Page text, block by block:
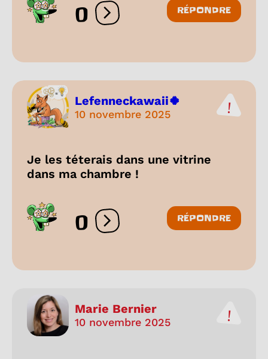
0 Ouvrir les réactions
RÉPONDRE
Lefenneckawaii🍀
10 novembre 2025
Je les téterais dans une vitrine
dans ma chambre !
0 Ouvrir les réactions
RÉPONDRE
Marie Bernier
10 novembre 2025